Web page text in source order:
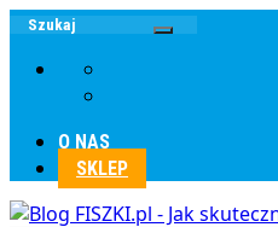
O NAS
SKLEP